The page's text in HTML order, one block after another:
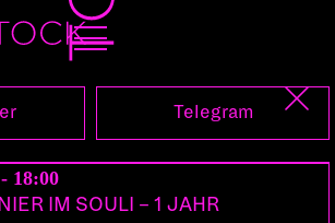
DELAN
Telegram
18:00
IM SOULI – 1 JAHR